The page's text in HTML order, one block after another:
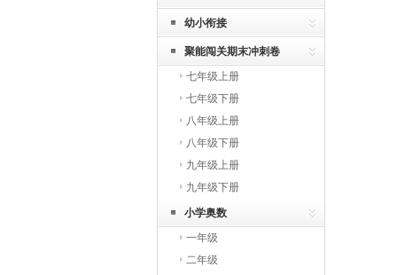
幼小衔接
聚能闯关期末冲刺卷
七年级上册
七年级下册
八年级上册
八年级下册
九年级上册
九年级下册
小学奥数
一年级
二年级